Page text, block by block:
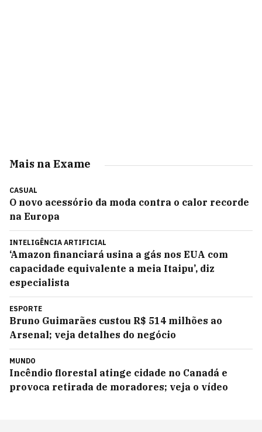
Mais na Exame
CASUAL
O novo acessório da moda contra o calor recorde
na Europa
INTELIGÊNCIA ARTIFICIAL
‘Amazon financiará usina a gás nos EUA com
capacidade equivalente a meia Itaipu’, diz
especialista
ESPORTE
Bruno Guimarães custou R$ 514 milhões ao
Arsenal; veja detalhes do negócio
MUNDO
Incêndio florestal atinge cidade no Canadá e
provoca retirada de moradores; veja o vídeo